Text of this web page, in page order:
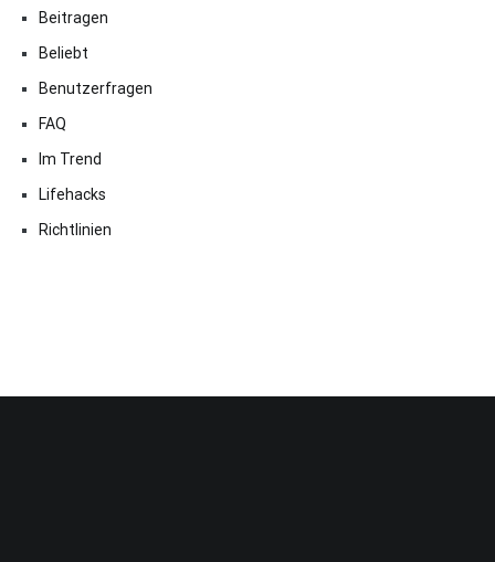
Beitragen
Beliebt
Benutzerfragen
FAQ
Im Trend
Lifehacks
Richtlinien